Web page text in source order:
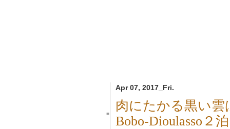
Apr 07, 2017_Fri.
■
肉にたかる黒い雲
Bobo-Dioulasso２